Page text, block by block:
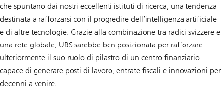
che spuntano dai nostri eccellenti istituti di ricerca, una tendenza
destinata a rafforzarsi con il progredire dell’intelligenza artificiale
e di altre tecnologie. Grazie alla combinazione tra radici svizzere e
una rete globale, UBS sarebbe ben posizionata per rafforzare
ulteriormente il suo ruolo di pilastro di un centro finanziario
capace di generare posti di lavoro, entrate fiscali e innovazioni per
decenni a venire.